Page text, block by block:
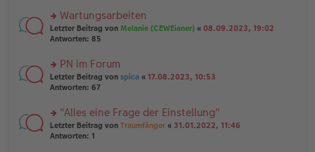
tr
a
g
e
n
er
tr
a
g
n
g
el
e
n
er
tr
a
g
rs
te
n
g
el
e
n
er
Wartungsarbeiten
Letzter Beitrag von Melanie (CEWEianer) « 08.09.2023, 19:02
Antworten: 85
rs
te
n
g
el
PN im Forum
Letzter Beitrag von spica « 17.08.2023, 10:53
Antworten: 67
rs
te
"Alles eine Frage der Einstellung"
Letzter Beitrag von Traumfänger « 31.01.2022, 11:46
Antworten: 1